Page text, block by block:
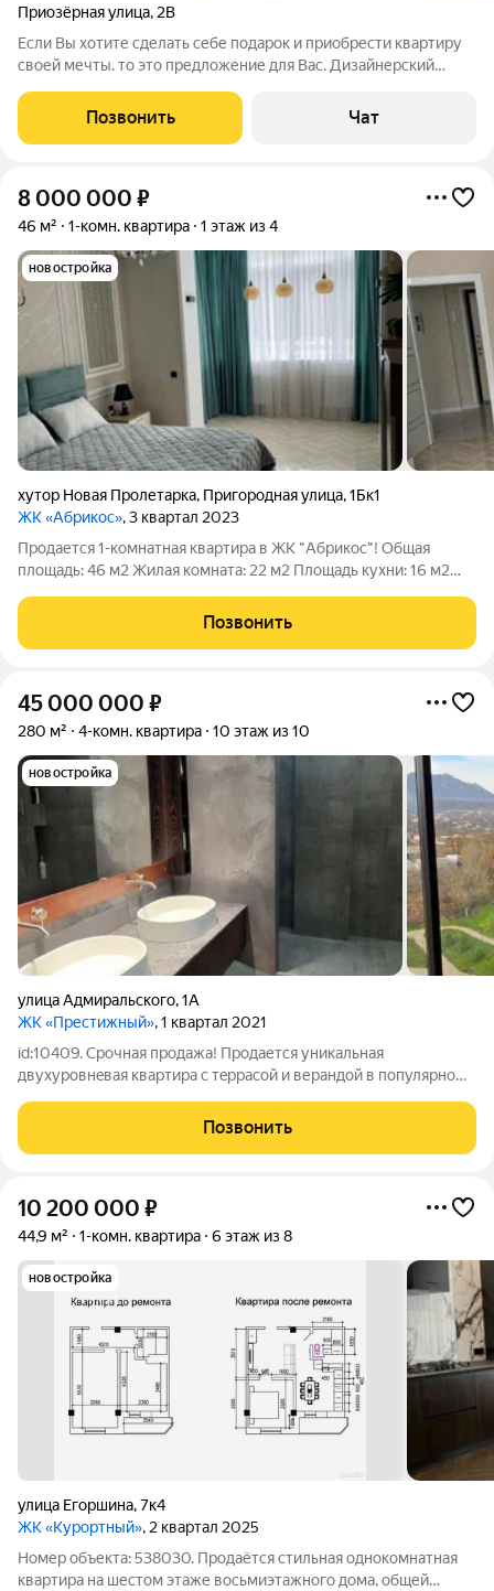
Приозёрная улица, 2В
Если Вы хотите сделать себе подарок и приобрести квартиру
своей мечты. то это предложение для Вас. Дизайнерский
европейских производителей (Германия,Испания,Швеция)
отдельно кому интересно вышлю
Позвонить Чат
8 000 000 ₽
46 м² 1-комн. квартира 1 этаж из 4
новостройка
хутор Новая Пролетарка, Пригородная улица,1Бк1
ЖК «Абрикос», 3 квартал 2023
Продается 1-комнатная квартира в ЖК "Абрикос"! Общая
площадь: 46 м2 Жилая комната: 22 м2 Площадь кухни: 16 м2
ИПОТЕКА БЕЗ ПЕРВОНАЧАЛЬНОГО ВЗНОСА ИПОТЕКА БЕЗ
ПОДТВЕРЖДЕНИЯ ДОХОДА С нами безопасно и
Позвонить
45 000 000 ₽
280 м² 4-комн. квартира 10 этаж из 10
новостройка
улица Адмиральского,1А
ЖК «Престижный», 1 квартал 2021
id:10409. Срочная пpoдажa! Продаетcя уникальнaя
двухуpoвнeвaя квaртирa c тeppaсой и веpaндoй в пoпулярнoм
«Пpeстижный», c зaкрытой тeрритоpией, лaндшaфтным
дизайнoм, спopтивной плoщaдкой, назeмным
Позвонить
10 200 000 ₽
44,9 м² 1-комн. квартира 6 этаж из 8
новостройка
улица Егоршина,7к4
ЖК «Курортный», 2 квартал 2025
Номер объекта: 538030. Продаётся стильная однокомнатная
квартира на шестом этаже восьмиэтажного дома, общей